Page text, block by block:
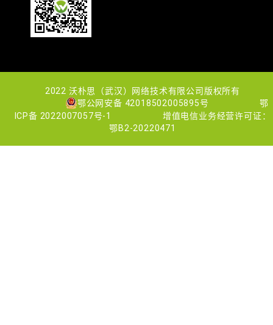
2022 沃朴思（武汉）网络技术有限公司版权所有
鄂公网安备 42018502005895号
鄂
ICP备 2022007057号-1
增值电信业务经营许可证：
鄂B2-20220471